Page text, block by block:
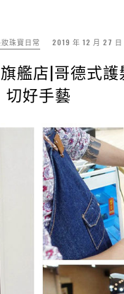
珠寶日常 2019 年 12 月 27 日
旗艦店|哥德式
切好手藝